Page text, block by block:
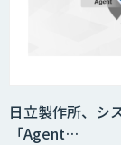
日立製作所、シ
「Agent…